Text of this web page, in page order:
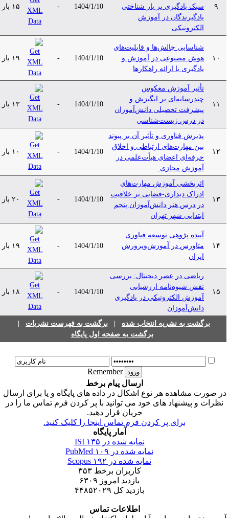
سبک یادگیری بر بار شناختی
یادگیرندگان در آموزش
الکترونیکی
1404/1/10 ۱۵ بار
۱۰
شناسایی چالش‌ها و قابلیت‌های
هوش مصنوعی در آموزش و
یادگیری با ارائه راهکارها
1404/1/10 ۱۹ بار
۱۱
تأثیر آموزش معکوس
چندرسانه‌ای بر انگیزش و
پیشرفت تحصیلی دانش‌آموزان
در درس ‌زیست‌شناسی
1404/1/10 ۱۳ بار
۱۲
پذیرش فناوری و تأثیر آن بر پیوند
بین مهارت‌های ارتباطی و اخلاق
حرفه‌ای اعضای هیأت‌علمی در
‌آموزش مجازی ‌
1404/1/10 ۱۰ بار
۱۳
اثربخشی آموزش مهارت‌های
ادراک دیداری-فضایی بر خلاقیت
در درس هنر دانش‌آموزان پنجم
‌ابتدایی شهر تهران
1404/1/10 ۲۰ بار
۱۴
آینده پژوهی توسعه فناوری
متاورس در آموزش‌وپرورش
ایران
1404/1/10 ۱۹ بار
۱۵
ریاضی در عصر دیجیتال: بررسی
نقش شیوه‌نامه ارزشیابی
آموزش الکترونیکی در یادگیری
دانش‌آموزان
1404/1/10 ۱۸ بار
برگشت به نشریه انتخاب شده| برگشت به فهرست نشریات|
برگشت به صفحه اول پایگاه
Remember
ارسال پیام برخط
صورت مشاهده هر نوع اشکال در داده های پایگاه و یا برای ارسال
نظرات و پیشنهاد های خود می توانید با پر کردن فرم تماس ما را در
جریان قرار دهید.
برای پر کردن فرم تماس اینجا را کلیک کنید.
آمار پایگاه
نمایه شده در ISI۱۳۵
نمایه شده در PubMed۱۰۹
نمایه شده در Scopus۱۹۲
کاربران برخط۳۵۳
بازدید امروز۶۳۰۹
بازدید کل ۴۴۸۵۲۰۲۹
اطلاعات تماس